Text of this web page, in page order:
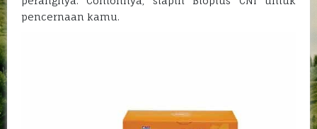
pencernaan kamu.